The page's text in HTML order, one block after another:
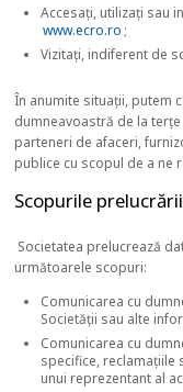
Accesați, utilizați sau
www.ecro.ro ;
Vizitați, indiferent de
În anumite situații, putem
dumneavoastră de la
parteneri de afaceri,
publice cu scopul de a ne
Scopurile
Societatea prelucrează
următoarele scopuri:
Comunicarea cu
Societății sau alte
Comunicarea cu
specifice, reclamațiile
unui reprezentant al